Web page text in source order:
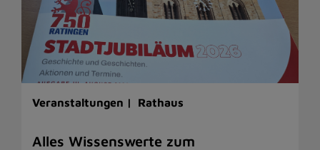
Veranstaltungen | Rathaus
Alles Wissenswerte zum